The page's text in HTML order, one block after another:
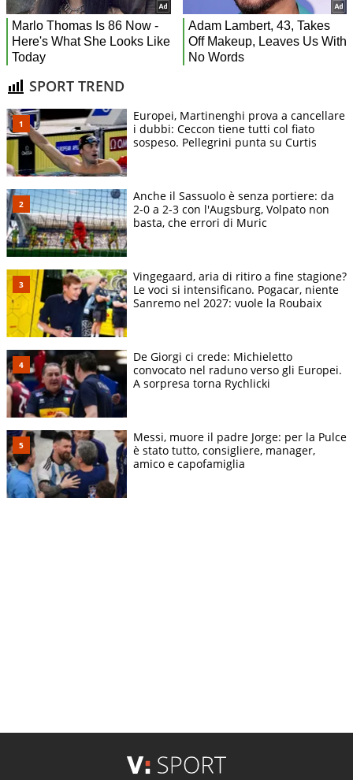
SPORT TREND
Europei, Martinenghi prova a cancellare
i dubbi: Ceccon tiene tutti col fiato
sospeso. Pellegrini punta su Curtis
Anche il Sassuolo è senza portiere: da
2-0 a 2-3 con l'Augsburg, Volpato non
basta, che errori di Muric
Vingegaard, aria di ritiro a fine stagione?
Le voci si intensificano. Pogacar, niente
Sanremo nel 2027: vuole la Roubaix
De Giorgi ci crede: Michieletto
convocato nel raduno verso gli Europei.
A sorpresa torna Rychlicki
Messi, muore il padre Jorge: per la Pulce
è stato tutto, consigliere, manager,
amico e capofamiglia